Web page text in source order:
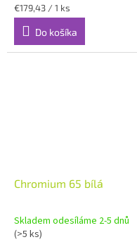
Jednotková
cena:
€179,43 / 1 ks
Do košíka
Chromium 65 bílá
Skladem odesíláme 2-5 dnů
(>5 ks)